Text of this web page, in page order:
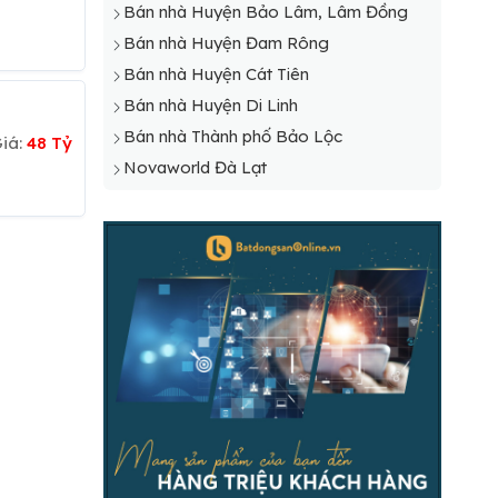
48 Tỷ
Bán nhà Huyện Bảo Lâm, Lâm Đồng
Bán nhà Huyện Đam Rông
Bán nhà Huyện Cát Tiên
Bán nhà Huyện Di Linh
Bán nhà Thành phố Bảo Lộc
Novaworld Đà Lạt